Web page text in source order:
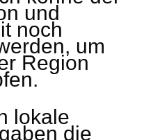
und
noch
um
Region
lokale
die